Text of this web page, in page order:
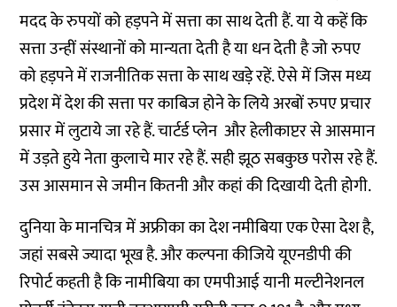
मदद के रुपयों को हड़पने में सत्ता का साथ देती हैं. या ये कहें कि
सत्ता उन्हीं संस्थानों को मान्यता देती है या धन देती है जो रुपए
को हड़पने में राजनीतिक सत्ता के साथ खड़े रहें. ऐसे में जिस मध्य
प्रदेश में देश की सत्ता पर काबिज होने के लिये अरबों रुपए प्रचार
प्रसार में लुटाये जा रहे हैं. चार्टर्ड प्लेन और हेलीकाप्टर से आसमान
में उड़ते हुये नेता कुलाचे मार रहे हैं. सही झूठ सबकुछ परोस रहे हैं.
उस आसमान से जमीन कितनी और कहां की दिखायी देती होगी.
दुनिया के मानचित्र में अफ्रीका का देश नमीबिया एक ऐसा देश है,
जहां सबसे ज्यादा भूख है. और कल्पना कीजिये यूएनडीपी की
रिपोर्ट कहती है कि नामीबिया का एमपीआई यानी मल्टीनेशनल